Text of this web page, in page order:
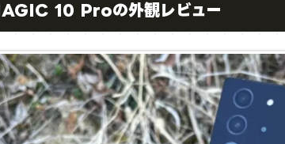
10 Proの外観レビュー